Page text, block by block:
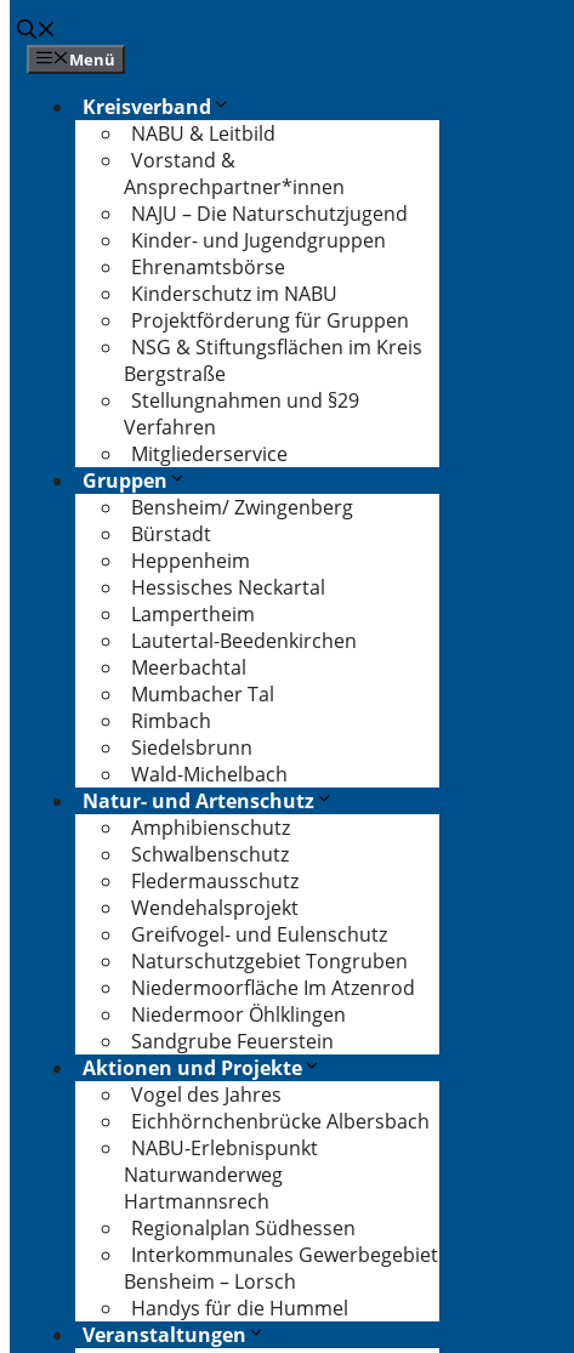
Menü
Kreisverband
NABU & Leitbild
Vorstand &
Ansprechpartner*innen
NAJU – Die Naturschutzjugend
Kinder- und Jugendgruppen
Ehrenamtsbörse
Kinderschutz im NABU
Projektförderung für Gruppen
NSG & Stiftungsflächen im Kreis
Bergstraße
Stellungnahmen und §29
Verfahren
Mitgliederservice
Gruppen
Bensheim/ Zwingenberg
Bürstadt
Heppenheim
Hessisches Neckartal
Lampertheim
Lautertal-Beedenkirchen
Meerbachtal
Mumbacher Tal
Rimbach
Siedelsbrunn
Wald-Michelbach
Natur- und Artenschutz
Amphibienschutz
Schwalbenschutz
Fledermausschutz
Wendehalsprojekt
Greifvogel- und Eulenschutz
Naturschutzgebiet Tongruben
Niedermoorfläche Im Atzenrod
Niedermoor Öhlklingen
Sandgrube Feuerstein
Aktionen und Projekte
Vogel des Jahres
Eichhörnchenbrücke Albersbach
NABU-Erlebnispunkt
Naturwanderweg
Hartmannsrech
Regionalplan Südhessen
Interkommunales Gewerbegebiet
Bensheim – Lorsch
Handys für die Hummel
Veranstaltungen